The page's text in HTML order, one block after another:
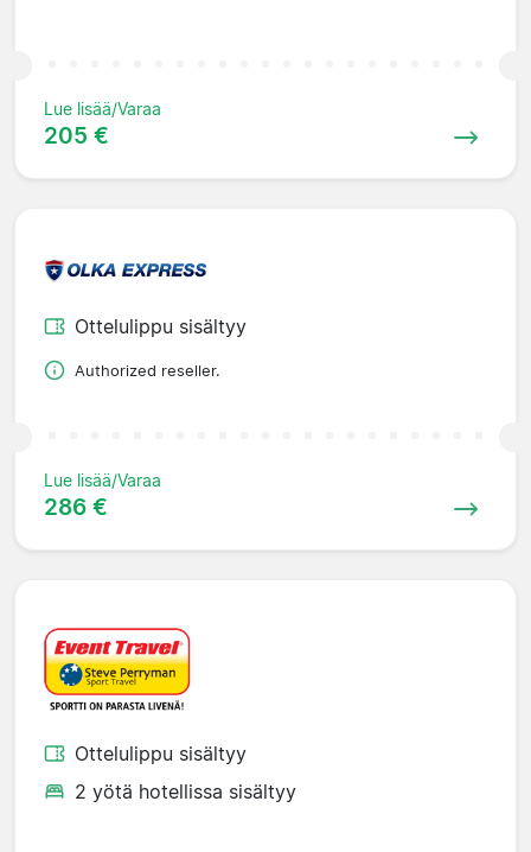
Lue lisää/Varaa
205 €
Ottelulippu sisältyy
Authorized reseller.
Lue lisää/Varaa
286 €
Ottelulippu sisältyy
2 yötä hotellissa sisältyy